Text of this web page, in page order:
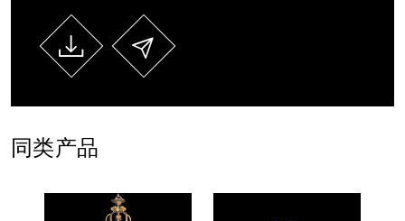
同类产品